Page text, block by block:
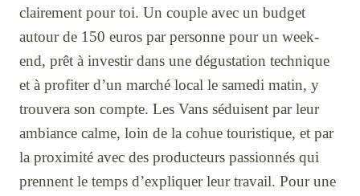
clairement pour toi. Un couple avec un budget
autour de 150 euros par personne pour un week-
end, prêt à investir dans une dégustation technique
et à profiter d’un marché local le samedi matin, y
trouvera son compte. Les Vans séduisent par leur
ambiance calme, loin de la cohue touristique, et par
la proximité avec des producteurs passionnés qui
prennent le temps d’expliquer leur travail. Pour une